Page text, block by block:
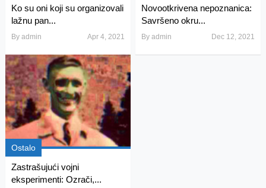
Ko su oni koji su organizovali
lažnu pan...
By admin Apr 4, 2021
Novootkrivena nepoznanica:
Savršeno okru...
Byadmin Dec 12, 2021
Ostalo
Zastrašujući vojni
eksperimenti: Ozrači,...